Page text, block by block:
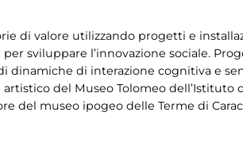
di valore utilizzando progetti e
sviluppare l’innovazione sociale.
di interazione cognitiva e
del Museo Tolomeo dell’Istituto
del museo ipogeo delle Terme di